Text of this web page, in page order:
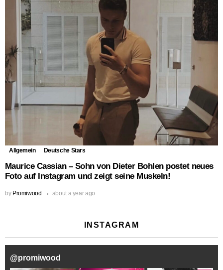
Allgemein Deutsche Stars
Maurice Cassian – Sohn von Dieter Bohlen postet neues
Foto auf Instagram und zeigt seine Muskeln!
by Promiwood about a year ago
INSTAGRAM
@promiwood